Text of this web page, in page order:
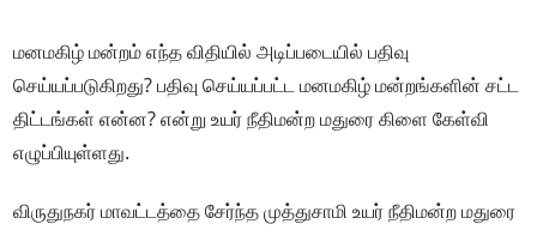
மனமகிழ் மன்றம் எந்த விதியில் அடிப்படையில் பதிவு
செய்யப்படுகிறது? பதிவு செய்யப்பட்ட மனமகிழ் மன்றங்களின் சட்ட
திட்டங்கள் என்ன? என்று உயர் நீதிமன்ற மதுரை கிளை கேள்வி
எழுப்பியுள்ளது.
விருதுநகர் மாவட்டத்தை சேர்ந்த முத்துசாமி உயர் நீதிமன்ற மதுரை